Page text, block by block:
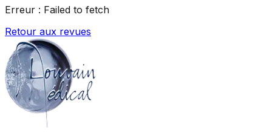
Erreur : Failed to fetch
Retour aux revues